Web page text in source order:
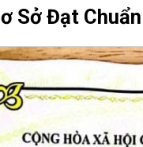
Sở Đạt